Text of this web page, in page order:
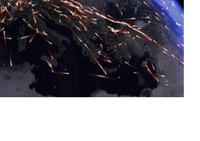
'엘.리.트.레.오' 중 다섯번째 파크
제의 영향이 아주 확실하게 보이는